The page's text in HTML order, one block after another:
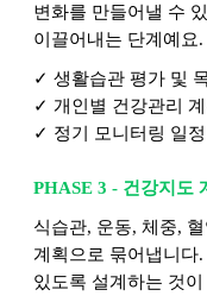
변화를 만들어낼 수
이끌어내는 단계예요.
✓ 생활습관 평가 및
✓ 개인별 건강관리
✓ 정기 모니터링 일
PHASE 3 - 건강지도
식습관, 운동, 체중,
계획으로 묶어냅니다
있도록 설계하는 것